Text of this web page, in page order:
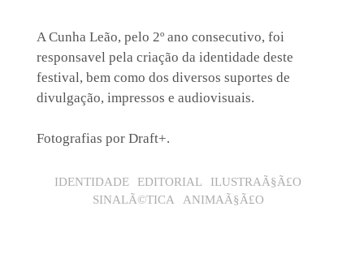
A Cunha Leão, pelo 2º ano consecutivo, foi
responsavel pela criação da identidade deste
festival, bem como dos diversos suportes de
divulgação, impressos e audiovisuais.
Fotografias por Draft+.
IDENTIDADE EDITORIAL
ILUSTRAÃ§Ã£O
SINALÃ©TICA
ANIMAÃ§Ã£O